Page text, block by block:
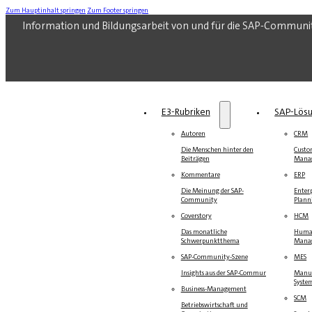
Zum Hauptinhalt springen Zum Footer springen
Information und Bildungsarbeit von und für die SAP-
E3-Rubriken
Autoren
Die Menschen hinter den
Beiträgen
Kommentare
Die Meinung der SAP-
Community
Coverstory
Das monatliche
Schwerpunktthema
SAP-Community-Szene
Insights aus der SAP-Community
Business-Management
Betriebswirtschaft und
SAP-
CRM
ERP
HCM
MES
SCM